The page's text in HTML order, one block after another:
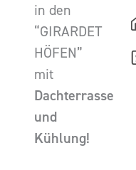
in den
“GIRARDET
HÖFEN”
mit
Dachterrasse
und
Kühlung!